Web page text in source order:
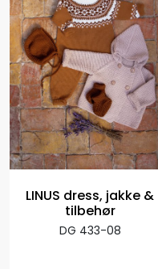
LINUS dress, jakke &
tilbehør
DG 433-08